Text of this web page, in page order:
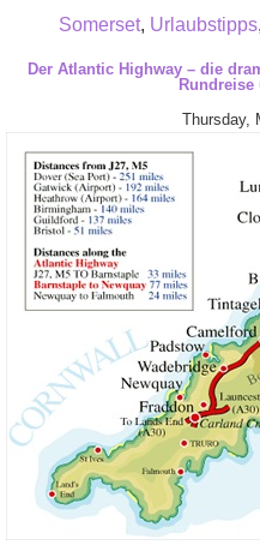
Somerset, Urlaubstipps
Der Atlantic Highway – die
Rundreise
Thursday,